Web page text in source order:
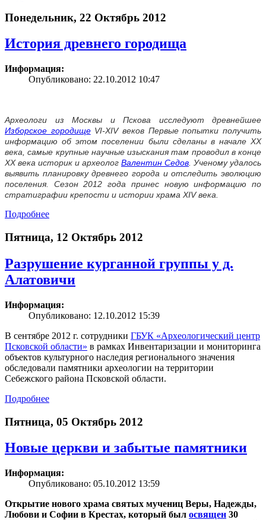
Понедельник, 22 Октябрь 2012
История древнего городища
Информация:
Опубликовано: 22.10.2012 10:47
Археологи из Москвы и Пскова исследуют древнейшее
Изборское городищеVI-XIV веков Первые попытки получить
информацию об этом поселении были сделаны в начале XX
века, самые крупные научные изыскания там проводил в конце
XX века историк и археолог Валентин Седов. Ученому удалось
выявить планировку древнего города и отследить эволюцию
поселения. Сезон 2012 года принес новую информацию по
стратиграфии крепости и истории храма XIV века.
Подробнее
Пятница, 12 Октябрь 2012
Разрушение курганной группы у д.
Алатовичи
Информация:
Опубликовано: 12.10.2012 15:39
В сентябре 2012 г. сотрудники ГБУК «Археологический центр
Псковской области» в рамках Инвентаризации и мониторинга
объектов культурного наследия регионального значения
обследовали памятники археологии на территории
Себежского района Псковской области.
Подробнее
Пятница, 05 Октябрь 2012
Новые церкви и забытые памятники
Информация:
Опубликовано: 05.10.2012 13:59
Открытие нового храма святых мучениц Веры, Надежды,
Любови и Софии в Крестах, который был освящен 30